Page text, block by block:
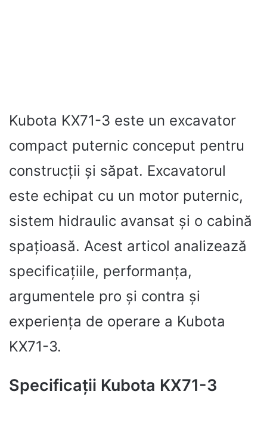
Kubota KX71-3 este un excavator
compact puternic conceput pentru
construcții și săpat. Excavatorul
este echipat cu un motor puternic,
sistem hidraulic avansat și o cabină
spațioasă. Acest articol analizează
specificațiile, performanța,
argumentele pro și contra și
experiența de operare a Kubota
KX71-3.
Specificații Kubota KX71-3